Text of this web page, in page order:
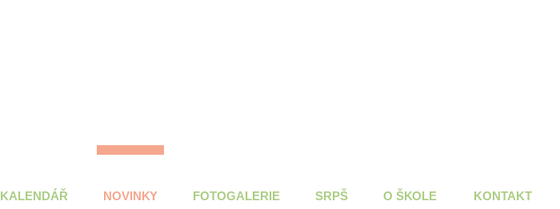
KALENDÁŘ NOVINKY FOTOGALERIE SRPŠ O ŠKOLE KONTAKT